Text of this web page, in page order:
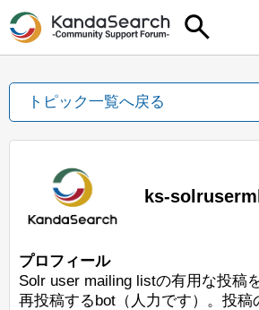
トピック一覧へ戻る
ks-
プロフィール
Solr user mailing listの有用な投稿
再投稿するbot（人力です）。投稿